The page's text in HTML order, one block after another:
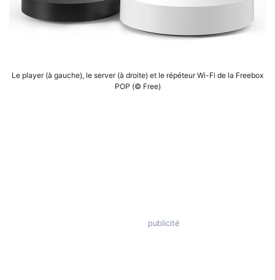
Le player (à gauche), le server (à droite) et le répéteur Wi-Fi de la Freebox
POP (© Free)